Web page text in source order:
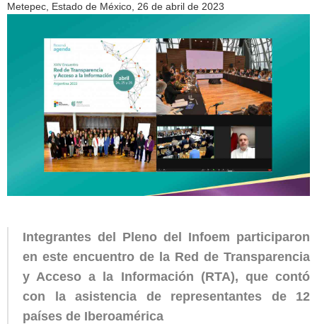
Metepec, Estado de México, 26 de abril de 2023
Integrantes del Pleno del Infoem participaron
en este encuentro de la Red de Transparencia
y Acceso a la Información (RTA), que contó
con la asistencia de representantes de 12
países de Iberoamérica